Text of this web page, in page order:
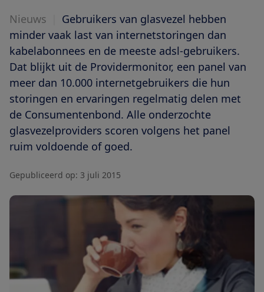
Nieuws
Gebruikers van glasvezel hebben
minder vaak last van internetstoringen dan
kabelabonnees en de meeste adsl-gebruikers.
Dat blijkt uit de Providermonitor, een panel van
meer dan 10.000 internetgebruikers die hun
storingen en ervaringen regelmatig delen met
de Consumentenbond. Alle onderzochte
glasvezelproviders scoren volgens het panel
ruim voldoende of goed.
Gepubliceerd op: 3 juli 2015